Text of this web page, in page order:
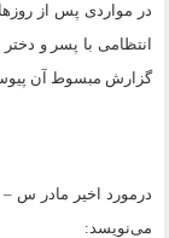
در مواردی پس از
انتظامی با پسر و
گزارش مبسوط آن
می‌نویسد: